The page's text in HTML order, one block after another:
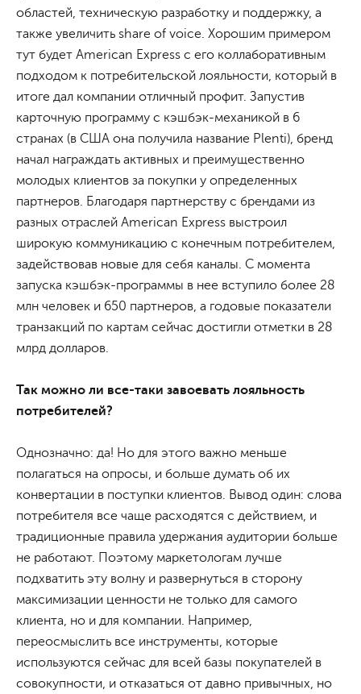
областей, техническую разработку и поддержку, а
также увеличить share of voice. Хорошим примером
тут будет American Express с его коллаборативным
подходом к потребительской лояльности, который в
итоге дал компании отличный профит. Запустив
карточную программу с кэшбэк-механикой в 6
странах (в США она получила название Plenti), бренд
начал награждать активных и преимущественно
молодых клиентов за покупки у определенных
партнеров. Благодаря партнерству с брендами из
разных отраслей American Express выстроил
широкую коммуникацию с конечным потребителем,
задействовав новые для себя каналы. С момента
запуска кэшбэк-программы в нее вступило более 28
млн человек и 650 партнеров, а годовые показатели
транзакций по картам сейчас достигли отметки в 28
млрд долларов.
Так можно ли все-таки завоевать лояльность
потребителей?
Однозначно: да! Но для этого важно меньше
полагаться на опросы, и больше думать об их
конвертации в поступки клиентов. Вывод один: слова
потребителя все чаще расходятся с действием, и
традиционные правила удержания аудитории больше
не работают. Поэтому маркетологам лучше
подхватить эту волну и развернуться в сторону
максимизации ценности не только для самого
клиента, но и для компании. Например,
переосмыслить все инструменты, которые
используются сейчас для всей базы покупателей в
совокупности, и отказаться от давно привычных, но